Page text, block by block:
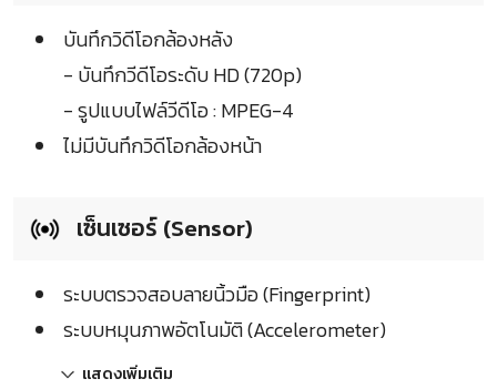
บันทึกวิดีโอกล้องหลัง
- บันทึกวีดีโอระดับ HD (720p)
- รูปแบบไฟล์วีดีโอ : MPEG-4
ไม่มีบันทึกวิดีโอกล้องหน้า
เซ็นเซอร์ (Sensor)
ระบบตรวจสอบลายนิ้วมือ (Fingerprint)
ระบบหมุนภาพอัตโนมัติ (Accelerometer)
แสดงเพิ่มเติม